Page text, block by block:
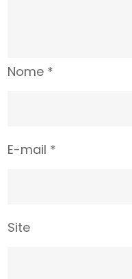
Nome *
E-mail *
Site